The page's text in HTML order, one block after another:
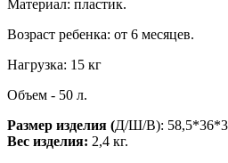
Материал: пластик.
Возраст ребенка: от 6 месяцев.
Нагрузка: 15 кг
Объем - 50 л.
Размер изделия (Д/Ш/В):
Вес изделия: 2,4 кг.